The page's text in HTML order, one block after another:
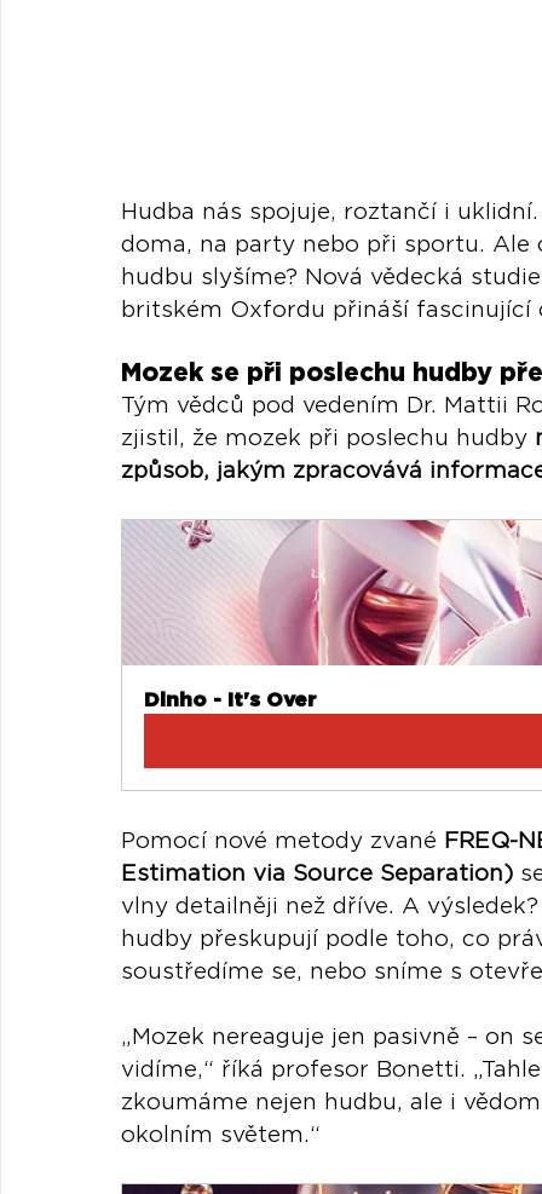
Hudba nás spojuje, roztančí i
doma, na party nebo při sportu.
hudbu slyšíme? Nová vědecká
britském Oxfordu přináší fascinující
Mozek se při poslechu hudby
Tým vědců pod vedením Dr. Mattii
zjistil, že mozek při poslechu hudby
způsob, jakým zpracovává
Dinho - It's Over
Pomocí nové metody zvané FREQ-
Estimation via Source Separation)
vlny detailněji než dříve. A
hudby přeskupují podle toho, co
soustředíme se, nebo sníme s
„Mozek nereaguje jen pasivně – on
vidíme,“ říká profesor Bonetti.
zkoumáme nejen hudbu, ale i
okolním světem.“